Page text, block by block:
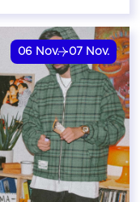
06 Nov. 07 Nov.